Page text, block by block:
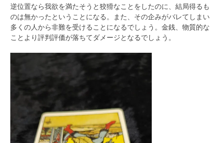
逆位置なら我欲を満たそうと狡猾なことをしたのに、結局得るも
のは無かったということになる。また、その企みがバレてしまい
多くの人から非難を受けることになるでしょう。金銭、物質的な
ことより評判評価が落ちてダメージとなるでしょう。